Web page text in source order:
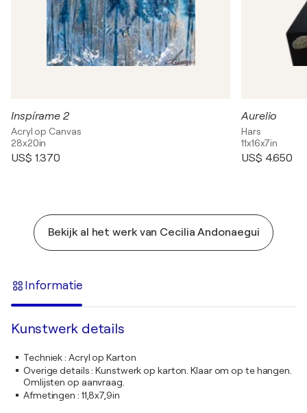
Inspírame 2
Acryl op Canvas
28x20in
US$ 1.370
Aurelio
Hars
11x16x7in
US$ 4.650
Bekijk al het werk van Cecilia Andonaegui
Informatie
Kunstwerk details
Techniek: Acryl op Karton
Overige details:Kunstwerk op karton. Klaar om op te hangen.
Omlijsten op aanvraag.
Afmetingen : 11,8x7,9in